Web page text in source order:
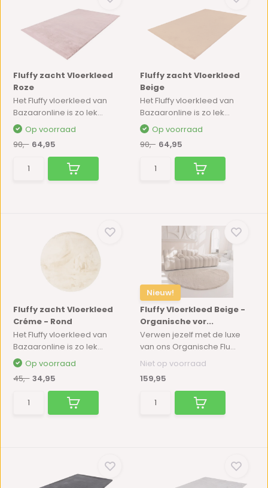
Fluffy zacht Vloerkleed
Roze
Het Fluffy vloerkleed van
Bazaaronline is zo lek...
Op voorraad
90,- 64,95
Fluffy zacht Vloerkleed
Beige
Het Fluffy vloerkleed van
Bazaaronline is zo lek...
Op voorraad
90,- 64,95
Fluffy zacht Vloerkleed
Créme - Rond
Het Fluffy vloerkleed van
Bazaaronline is zo lek...
Op voorraad
45,- 34,95
Nieuw!
Fluffy Vloerkleed Beige -
Organische vor...
Verwen jezelf met de luxe
van ons Organische Flu...
Niet op voorraad
159,95